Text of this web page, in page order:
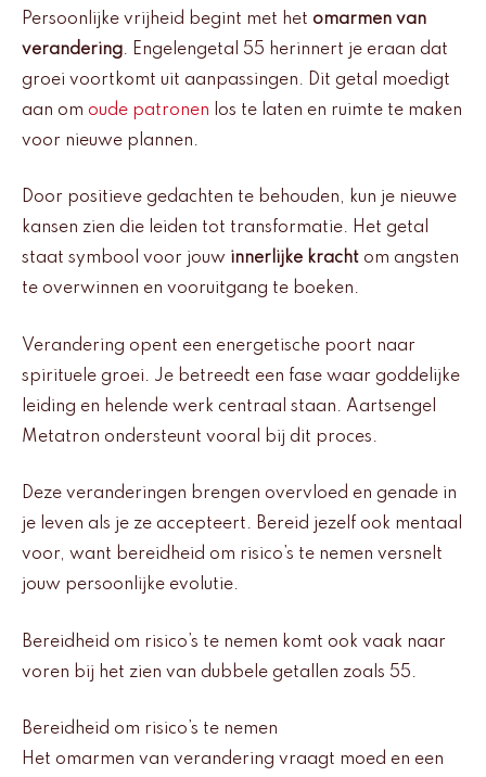
Persoonlijke vrijheid begint met het omarmen van
verandering. Engelengetal 55 herinnert je eraan dat
groei voortkomt uit aanpassingen. Dit getal moedigt
aan om oude patronen los te laten en ruimte te maken
voor nieuwe plannen.
Door positieve gedachten te behouden, kun je nieuwe
kansen zien die leiden tot transformatie. Het getal
staat symbool voor jouw innerlijke kracht om angsten
te overwinnen en vooruitgang te boeken.
Verandering opent een energetische poort naar
spirituele groei. Je betreedt een fase waar goddelijke
leiding en helende werk centraal staan. Aartsengel
Metatron ondersteunt vooral bij dit proces.
Deze veranderingen brengen overvloed en genade in
je leven als je ze accepteert. Bereid jezelf ook mentaal
voor, want bereidheid om risico’s te nemen versnelt
jouw persoonlijke evolutie.
Bereidheid om risico’s te nemen komt ook vaak naar
voren bij het zien van dubbele getallen zoals 55.
Bereidheid om risico’s te nemen
Het omarmen van verandering vraagt moed en een